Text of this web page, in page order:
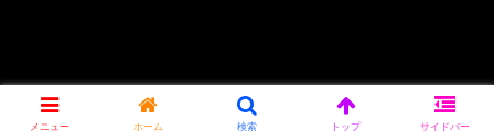
メニュー ホーム 検索 トップ サイドバー